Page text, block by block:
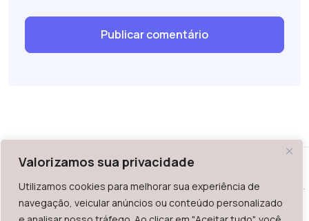
Valorizamos sua privacidade
Utilizamos cookies para melhorar sua experiência de
navegação, veicular anúncios ou conteúdo personalizado
WAZ - Av. do Contorno 2939, lojas 1 a 7, Belo Horizonte, MG -
Brasil. CEP: 30.110-013